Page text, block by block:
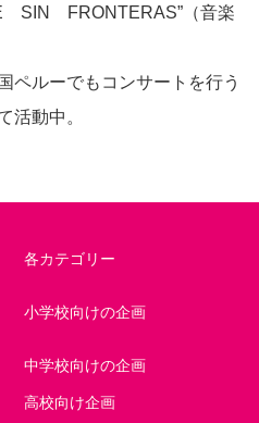
SIN FRONTERAS”（音楽
ペルーでもコンサートを行う
活動中。
各カテゴリー
小学校向けの企画
中学校向けの企画
高校向け企画